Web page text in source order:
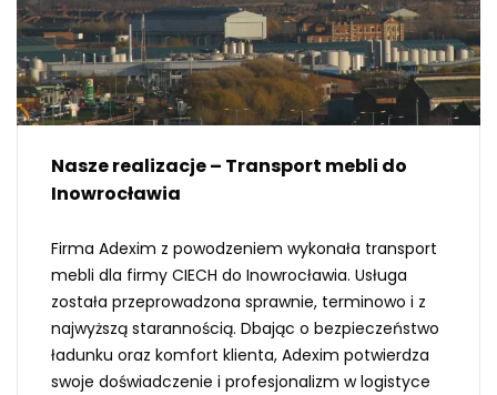
Nasze realizacje – Transport mebli do
Inowrocławia
Firma Adexim z powodzeniem wykonała transport
mebli dla firmy CIECH do Inowrocławia. Usługa
została przeprowadzona sprawnie, terminowo i z
najwyższą starannością. Dbając o bezpieczeństwo
ładunku oraz komfort klienta, Adexim potwierdza
swoje doświadczenie i profesjonalizm w logistyce